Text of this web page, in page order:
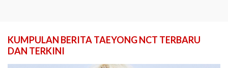
KUMPULAN BERITA TAEYONG NCT TERBARU
DAN TERKINI